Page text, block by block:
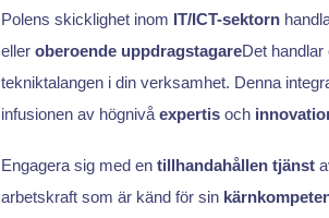
Polens skicklighet inom IT/ICT-sektorn
eller oberoende uppdragstagareDet handlar
tekniktalangen i din verksamhet. Denna
infusionen av högnivå expertisoch
Engagera sig med en tillhandahållen tjänst
arbetskraft som är känd för sin